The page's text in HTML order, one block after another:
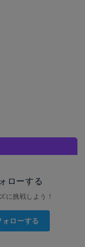
ローする
に挑戦しよう！
ォローする